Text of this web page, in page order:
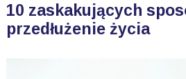
10 zaskakujących
przedłużenie życia